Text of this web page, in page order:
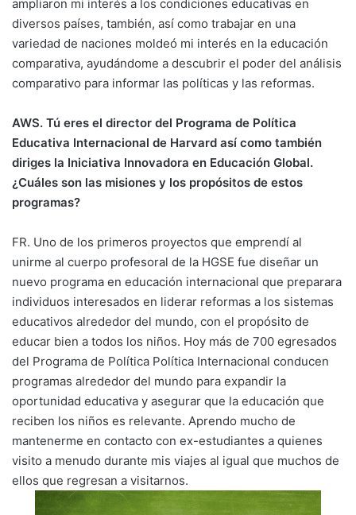
ampliaron mi interés a los condiciones educativas en
diversos países, también, así como trabajar en una
variedad de naciones moldeó mi interés en la educación
comparativa, ayudándome a descubrir el poder del análisis
comparativo para informar las políticas y las reformas.
AWS. Tú eres el director del Programa de Política
Educativa Internacional de Harvard así como también
diriges la Iniciativa Innovadora en Educación Global.
¿Cuáles son las misiones y los propósitos de estos
programas?
FR. Uno de los primeros proyectos que emprendí al
unirme al cuerpo profesoral de la HGSE fue diseñar un
nuevo programa en educación internacional que preparara
individuos interesados en liderar reformas a los sistemas
educativos alrededor del mundo, con el propósito de
educar bien a todos los niños. Hoy más de 700 egresados
del Programa de Política Política Internacional conducen
programas alrededor del mundo para expandir la
oportunidad educativa y asegurar que la educación que
reciben los niños es relevante. Aprendo mucho de
mantenerme en contacto con ex-estudiantes a quienes
visito a menudo durante mis viajes al igual que muchos de
ellos que regresan a visitarnos.